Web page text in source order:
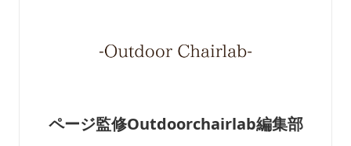
ページ監修Outdoorchairlab編集部